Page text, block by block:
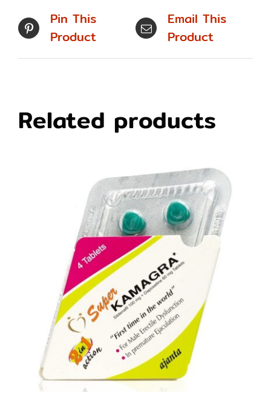
Pin This
Product
Email This
Product
Related products
DETAILS